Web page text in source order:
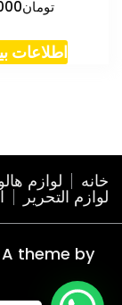
تومان
اطلاعات
خانه لوازم
لوازم التحریر
theme by